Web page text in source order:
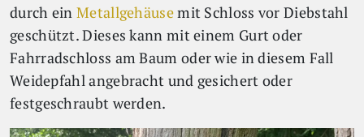
durch einMetallgehäusemit Schloss vor Diebstahl
geschützt. Dieses kann mit einem Gurt oder
Fahrradschloss am Baum oder wie in diesem Fall
Weidepfahl angebracht und gesichert oder
festgeschraubt werden.